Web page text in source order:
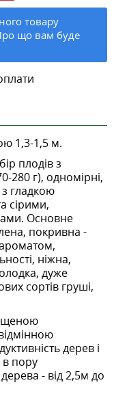
товару
що вам буде
1,3-1,5 м.
плодів з
280 г), одномірні,
гладкою
сірими,
Основне
покривна -
ніжна,
дуже
сортів груші,
дерев і
в пору
- від 2,5м до